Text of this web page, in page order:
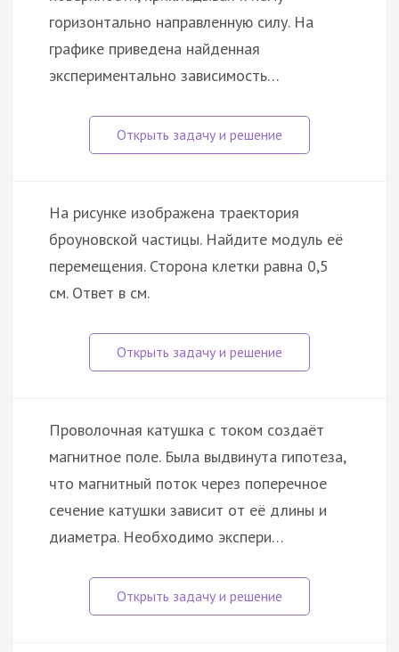
горизонтально направленную силу. На
графике приведена найденная
экспериментально зависимость…
На рисунке изображена траектория
броуновской частицы. Найдите модуль её
перемещения. Сторона клетки равна 0,5
см. Ответ в см.
Проволочная катушка с током создаёт
магнитное поле. Была выдвинута гипотеза,
что магнитный поток через поперечное
сечение катушки зависит от её длины и
диаметра. Необходимо экспери…